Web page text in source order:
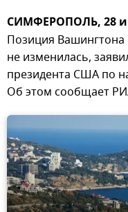
СИМФЕРОПОЛЬ, 28
Позиция
не изменилась,
президента США по
Об этом сообщает